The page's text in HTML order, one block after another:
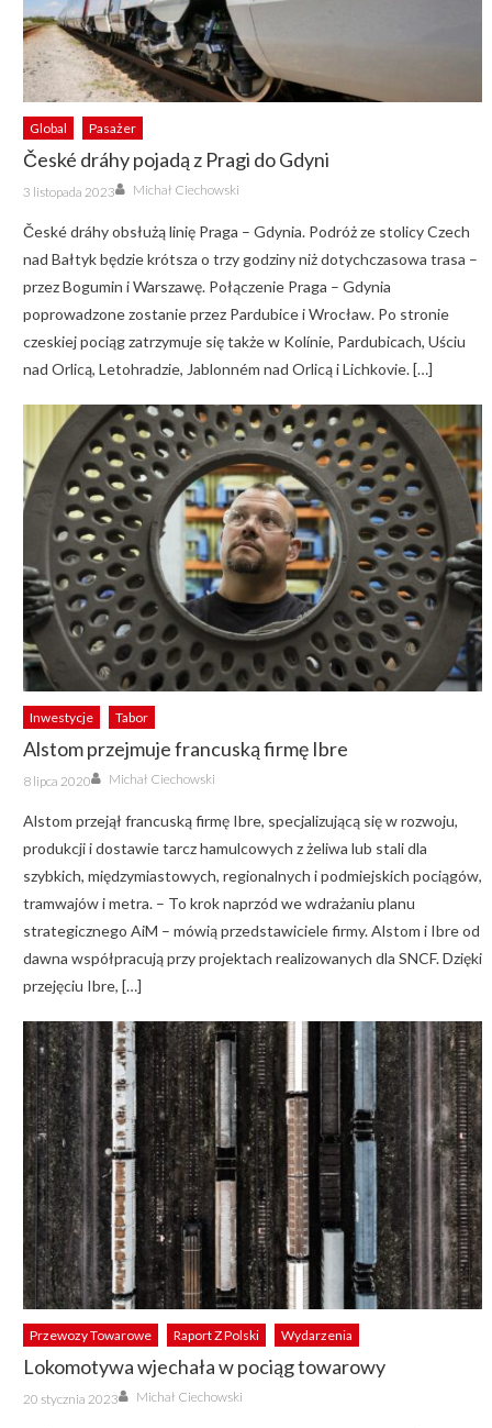
Global Pasażer
České dráhy pojadą z Pragi do Gdyni
Posted
on
3 listopada 2023 Author
Michał Ciechowski
České dráhy obsłużą linię Praga – Gdynia. Podróż ze stolicy Czech
nad Bałtyk będzie krótsza o trzy godziny niż dotychczasowa trasa –
przez Bogumin i Warszawę. Połączenie Praga – Gdynia
poprowadzone zostanie przez Pardubice i Wrocław. Po stronie
czeskiej pociąg zatrzymuje się także w Kolínie, Pardubicach, Uściu
nad Orlicą, Letohradzie, Jablonném nad Orlicą i Lichkovie. […]
Inwestycje Tabor
Alstom przejmuje francuską firmę Ibre
Posted
on
8 lipca 2020 Author
Michał Ciechowski
Alstom przejął francuską firmę Ibre, specjalizującą się w rozwoju,
produkcji i dostawie tarcz hamulcowych z żeliwa lub stali dla
szybkich, międzymiastowych, regionalnych i podmiejskich pociągów,
tramwajów i metra. – To krok naprzód we wdrażaniu planu
strategicznego AiM – mówią przedstawiciele firmy. Alstom i Ibre od
dawna współpracują przy projektach realizowanych dla SNCF. Dzięki
przejęciu Ibre, […]
Przewozy Towarowe Raport Z Polski Wydarzenia
Lokomotywa wjechała w pociąg towarowy
Posted
on
20 stycznia 2023 Author
Michał Ciechowski